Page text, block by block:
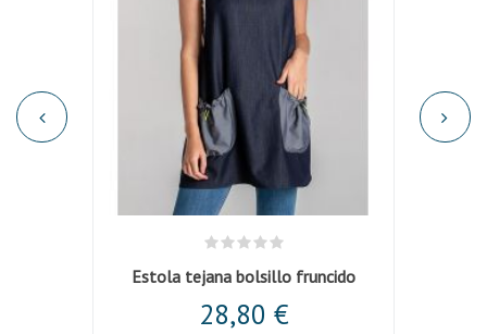
Estola tejana bolsillo fruncido
28,80 €